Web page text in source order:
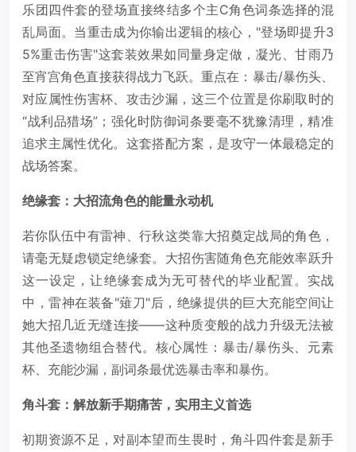
乐团四件套的登场直接终结多个主C角色词条选择的混
乱局面。当重击成为你输出逻辑的核心，"登场即提升3
5%重击伤害"这套装效果如同量身定做，凝光、甘雨乃
至宵宫角色直接获得战力飞跃。重点在：暴击/暴伤头、
对应属性伤害杯、攻击沙漏，这三个位置是你刷取时的
“战利品猎场”；强化时防御词条要毫不犹豫清理，精准
追求主属性优化。这套搭配方案，是攻守一体最稳定的
战场答案。
绝缘套：大招流角色的能量永动机
若你队伍中有雷神、行秋这类靠大招奠定战局的角色，
请毫无疑虑锁定绝缘套。大招伤害随角色充能效率跃升
这一设定，让绝缘套成为无可替代的毕业配置。实战
中，雷神在装备"薙刀"后，绝缘提供的巨大充能空间让
她大招几近无缝连接——这种质变般的战力升级无法被
其他圣遗物组合替代。核心属性：暴击/暴伤头、元素
杯、充能沙漏，副词条最优选暴击率和暴伤。
角斗套：解放新手期痛苦，实用主义首选
初期资源不足，对副本望而生畏时，角斗四件套是新手